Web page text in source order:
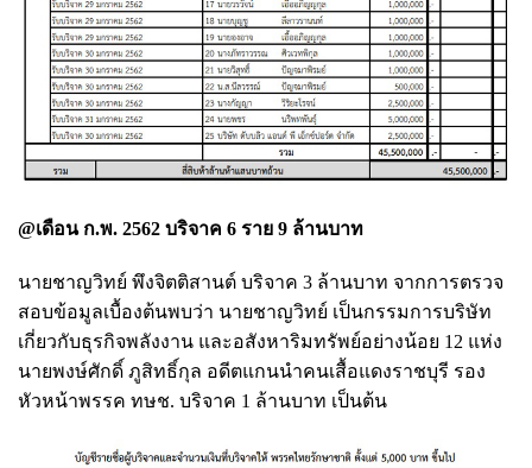
@เดือน ก.พ. 2562 บริจาค 6 ราย 9 ล้านบาท
นายชาญวิทย์ พึงจิตติสานต์ บริจาค 3 ล้านบาท จากการตรวจ
สอบข้อมูลเบื้องต้นพบว่า นายชาญวิทย์ เป็นกรรมการบริษัท
เกี่ยวกับธุรกิจพลังงาน และอสังหาริมทรัพย์อย่างน้อย 12 แห่ง
นายพงษ์ศักดิ์ ภูสิทธิ์กุล อดีตแกนนำคนเสื้อแดงราชบุรี รอง
หัวหน้าพรรค ทษช. บริจาค 1 ล้านบาท เป็นต้น